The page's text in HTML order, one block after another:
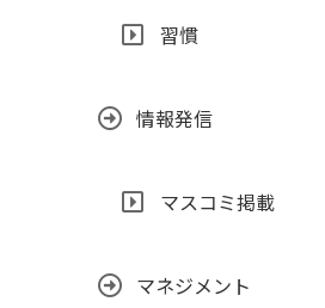
習慣
情報発信
マスコミ掲載
マネジメント